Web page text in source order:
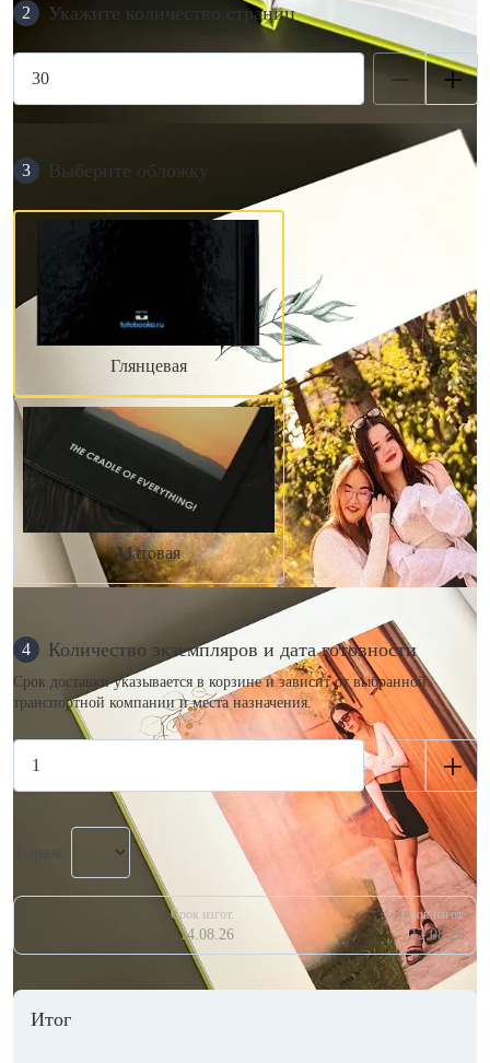
2 Укажите количество страниц
3 Выберите обложку
Глянцевая
Матовая
4 Количество экземпляров и дата готовности
Срок доставки указывается в корзине и зависит от выбранной
транспортной компании и места назначения.
Срок изгот.
14.08.26
Срок изгот.
12.08.26
Итог